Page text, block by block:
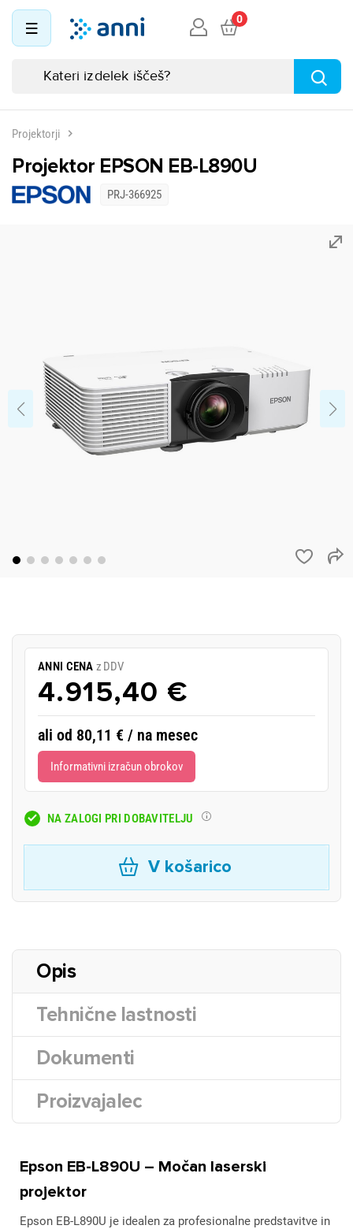
0
Projektorji
Projektor EPSON EB-L890U
PRJ-366925
ANNI CENA z DDV
4.915,40 €
ali od 80,11 € / na mesec
Informativni izračun obrokov
NA ZALOGI PRI DOBAVITELJU
V košarico
Opis
Tehnične lastnosti
Dokumenti
Proizvajalec
Epson EB-L890U – Močan laserski
projektor
Epson EB-L890U je idealen za profesionalne predstavitve in